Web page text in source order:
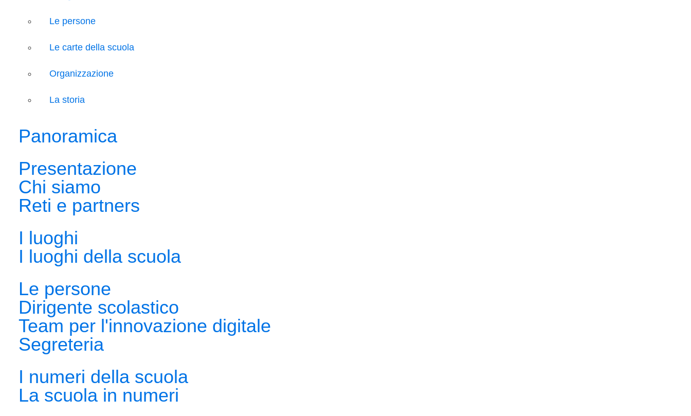
Le persone
Le carte della scuola
Organizzazione
La storia
Panoramica
Presentazione
Chi siamo
Reti e partners
I luoghi
I luoghi della scuola
Le persone
Dirigente scolastico
Team per l'innovazione digitale
Segreteria
I numeri della scuola
La scuola in numeri